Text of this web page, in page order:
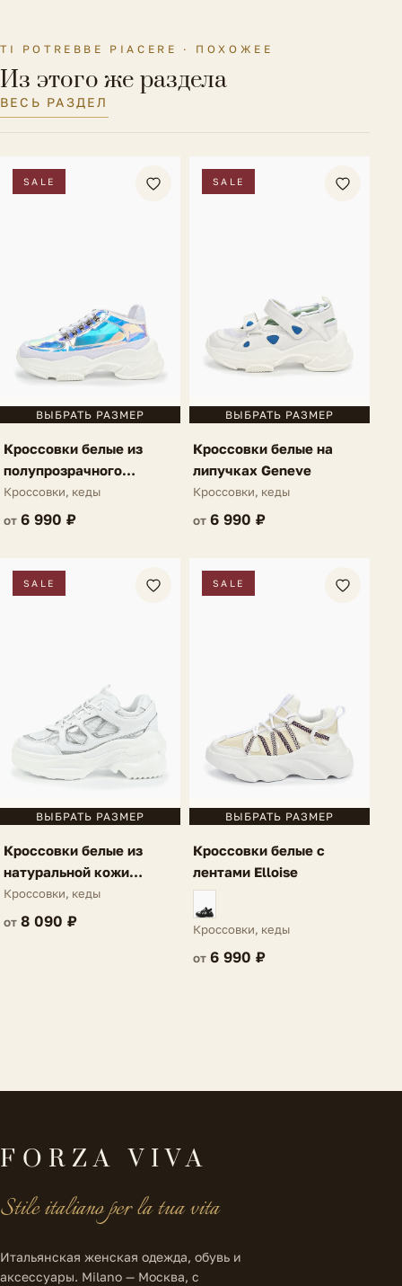
TI POTREBBE PIACERE · ПОХОЖЕЕ
Из этого же раздела
ВЕСЬ РАЗДЕЛ
SALE
ВЫБРАТЬ РАЗМЕР
Кроссовки белые из
полупрозрачного
материала Garcelle
Кроссовки, кеды
от 6 990 ₽
SALE
ВЫБРАТЬ РАЗМЕР
Кроссовки белые на
липучках Geneve
Кроссовки, кеды
от6 990 ₽
SALE
ВЫБРАТЬ РАЗМЕР
Кроссовки белые из
натуральной кожи
Villarosa
Кроссовки, кеды
от 8 090 ₽
SALE
ВЫБРАТЬ РАЗМЕР
Кроссовки белые с
лентами Elloise
Кроссовки, кеды
от6 990 ₽
FORZA VIVA
Stile italiano per la tua vita
Итальянская женская одежда, обувь и
аксессуары. Milano — Москва, с